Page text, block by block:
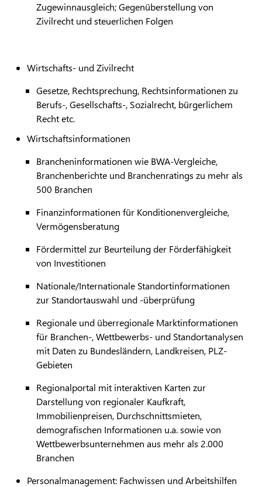
Zugewinnausgleich; Gegenüberstellung von
Zivilrecht und steuerlichen Folgen
Wirtschafts- und Zivilrecht
Gesetze, Rechtsprechung, Rechtsinformationen zu
Berufs-, Gesellschafts-, Sozialrecht, bürgerlichem
Recht etc.
Wirtschaftsinformationen
Brancheninformationen wie BWA-Vergleiche,
Branchenberichte und Branchenratings zu mehr als
500 Branchen
Finanzinformationen für Konditionenvergleiche,
Vermögensberatung
Fördermittel zur Beurteilung der Förderfähigkeit
von Investitionen
Nationale/Internationale Standortinformationen
zur Standortauswahl und -überprüfung
Regionale und überregionale Marktinformationen
für Branchen-, Wettbewerbs- und Standortanalysen
mit Daten zu Bundesländern, Landkreisen, PLZ-
Gebieten
Regionalportal mit interaktiven Karten zur
Darstellung von regionaler Kaufkraft,
Immobilienpreisen, Durchschnittsmieten,
demografischen Informationen u.a. sowie von
Wettbewerbsunternehmen aus mehr als 2.000
Branchen
Personalmanagement: Fachwissen und Arbeitshilfen